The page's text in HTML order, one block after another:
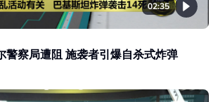
02:35
警察局遭阻 施袭者引爆自杀式炸弹